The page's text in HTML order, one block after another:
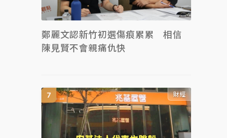
鄭麗文認新竹初選傷痕累累 相信
陳見賢不會親痛仇快
財經